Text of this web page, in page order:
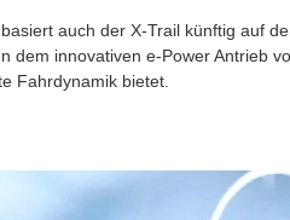
auch der X-Trail künftig auf
dem innovativen e-Power Antrieb
Fahrdynamik bietet.